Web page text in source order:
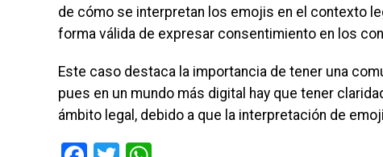
de cómo se interpretan los emojis en el contexto
forma válida de expresar consentimiento en los
Este caso destaca la importancia de tener una
pues en un mundo más digital hay que tener
ámbito legal, debido a que la interpretación de